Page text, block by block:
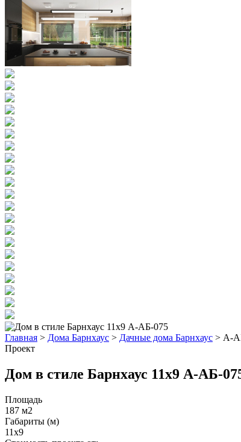
Главная > Дома Барнхаус > Дачные дома Барнхаус > А-
Проект
Дом в стиле Барнхаус 11x9 А-АБ-
Площадь
187 м2
Габариты (м)
11x9